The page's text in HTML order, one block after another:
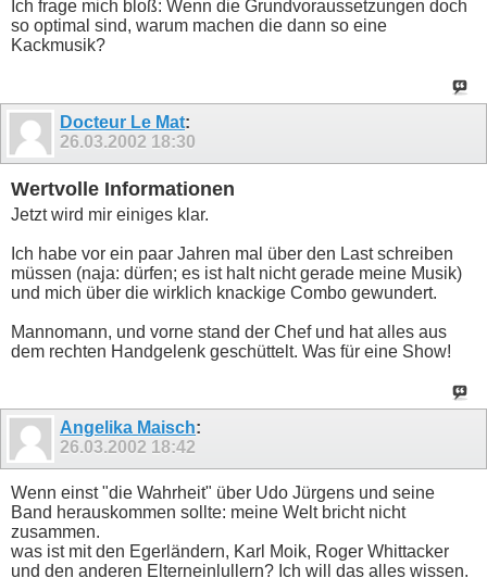
Ich frage mich bloß: Wenn die Grundvoraussetzungen doch
so optimal sind, warum machen die dann so eine
Kackmusik?
Docteur Le Mat:
26.03.2002 18:30
Wertvolle Informationen
Jetzt wird mir einiges klar.
Ich habe vor ein paar Jahren mal über den Last schreiben
müssen (naja: dürfen; es ist halt nicht gerade meine Musik)
und mich über die wirklich knackige Combo gewundert.
Mannomann, und vorne stand der Chef und hat alles aus
dem rechten Handgelenk geschüttelt. Was für eine Show!
Angelika Maisch:
26.03.2002 18:42
Wenn einst "die Wahrheit" über Udo Jürgens und seine
Band herauskommen sollte: meine Welt bricht nicht
zusammen.
was ist mit den Egerländern, Karl Moik, Roger Whittacker
und den anderen Elterneinlullern? Ich will das alles wissen.